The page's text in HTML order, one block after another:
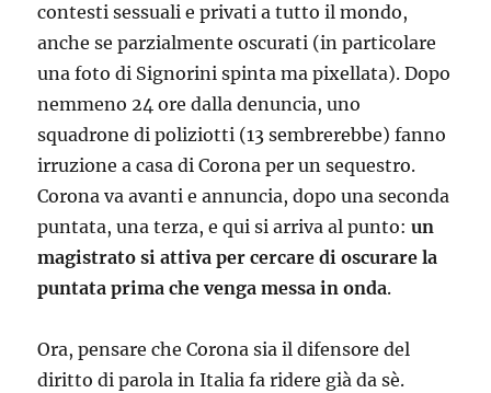
contesti sessuali e privati a tutto il mondo,
anche se parzialmente oscurati (in particolare
una foto di Signorini spinta ma pixellata). Dopo
nemmeno 24 ore dalla denuncia, uno
squadrone di poliziotti (13 sembrerebbe) fanno
irruzione a casa di Corona per un sequestro.
Corona va avanti e annuncia, dopo una seconda
puntata, una terza, e qui si arriva al punto:un
magistrato si attiva per cercare di oscurare la
puntata prima che venga messa in onda.
Ora, pensare che Corona sia il difensore del
diritto di parola in Italia fa ridere già da sè.